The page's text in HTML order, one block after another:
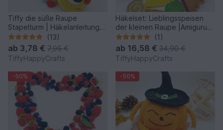
Tiffy die süße Raupe
Stapelturm | Häkelanleitung
PDF
(13)
ab 3,78 € 7,95 €
TiffyHappyCrafts
Häkelset: Lieblingsspeisen
der kleinen Raupe |Amigurumi
Spielküche
(1)
ab 16,58 € 34,90 €
TiffyHappyCrafts
-50% -50%